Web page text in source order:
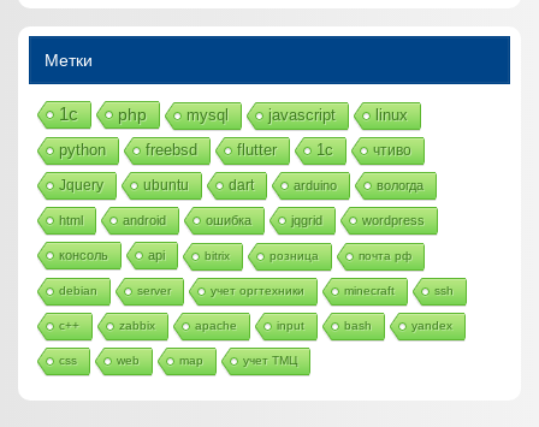
Метки
1с php mysql javascript linux
python freebsd flutter 1c чтиво
Jquery ubuntu dart arduino вологда
html android ошибка jqgrid wordpress
консоль api bitrix розница почта рф
debian server учет оргтехники minecraft ssh
c++ zabbix apache input bash yandex
css web map учет ТМЦ